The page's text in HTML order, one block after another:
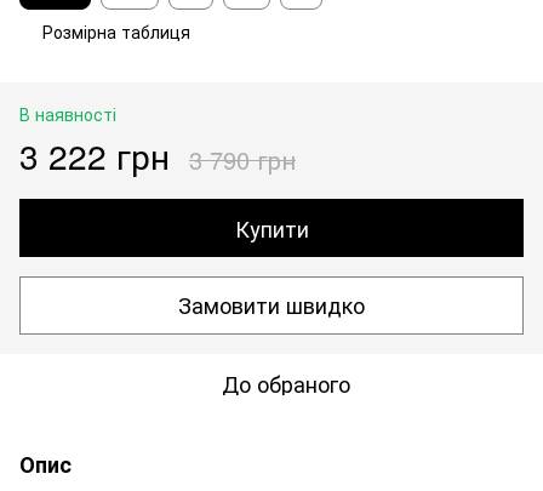
Розмірна таблиця
В наявності
3 222 грн 3 790 грн
Купити
Замовити швидко
До обраного
Опис